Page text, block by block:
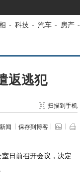
- 科技 - 汽车 - 房产 -
返逃犯
扫描到手机
闻 保存到博客
日前召开会议，决定